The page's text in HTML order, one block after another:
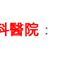
醫院 ：